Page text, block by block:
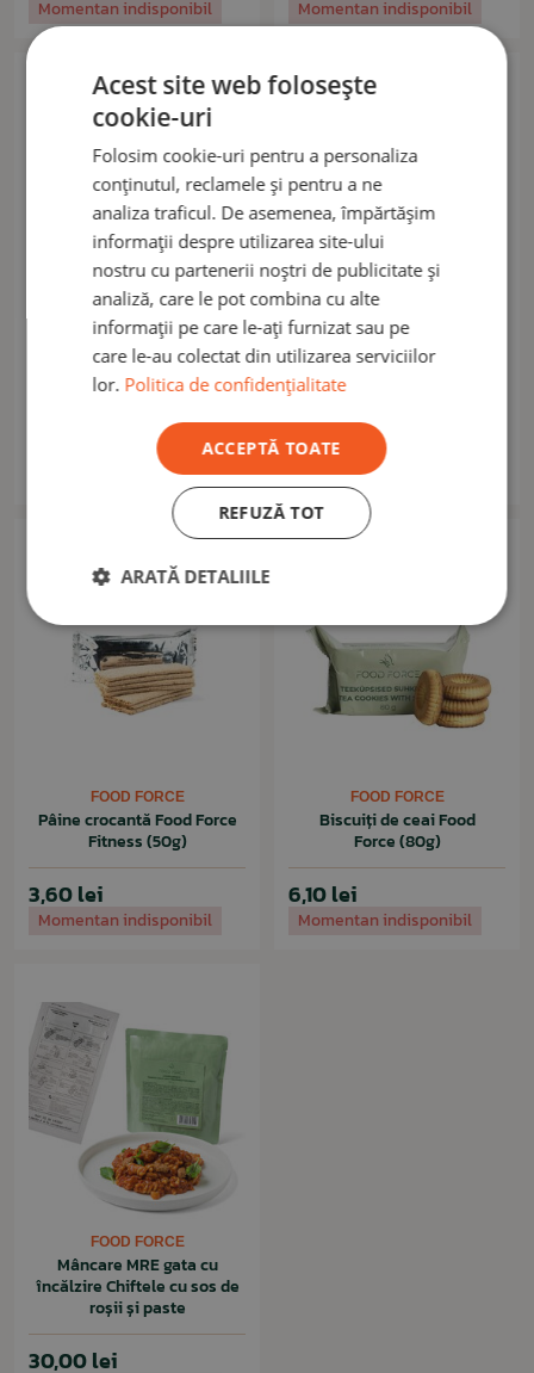
Momentan indisponibil Momentan indisponibil
FOOD FORCE
MRE Mâncare gata
preparată Food Force Pot
Mexican (300g)
Momentan indisponibil
FOOD FORCE
Mâncare MRE gata cu
încălzire Tocană mexicană
30,00 lei
Momentan indisponibil
FOOD FORCE
Pâine crocantă Food Force
Fitness (50g)
3,60 lei
Momentan indisponibil
FOOD FORCE
Biscuiți de ceai Food
Force (80g)
6,10 lei
Momentan indisponibil
FOOD FORCE
Mâncare MRE gata cu
încălzire Chiftele cu sos de
roșii și paste
30,00 lei
Acest site web folosește
cookie-uri
Folosim cookie-uri pentru a personaliza
conținutul, reclamele și pentru a ne
analiza traficul. De asemenea, împărtășim
informații despre utilizarea site-ului
nostru cu partenerii noștri de publicitate și
analiză, care le pot combina cu alte
informații pe care le-ați furnizat sau pe
care le-au colectat din utilizarea serviciilor
lor. Politica de confidențialitate
ACCEPTĂ TOATE
REFUZĂ TOT
ARATĂ DETALIILE